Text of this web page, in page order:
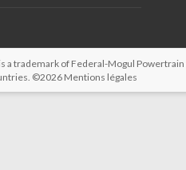
a trademark of Federal-Mogul
©2026Mentions légales